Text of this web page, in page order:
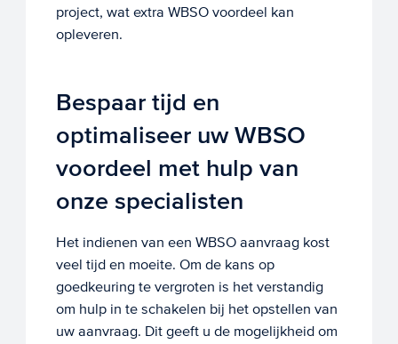
project, wat extra WBSO voordeel kan
opleveren.
Bespaar tijd en
optimaliseer uw WBSO
voordeel met hulp van
onze specialisten
Het indienen van een WBSO aanvraag kost
veel tijd en moeite. Om de kans op
goedkeuring te vergroten is het verstandig
om hulp in te schakelen bij het opstellen van
uw aanvraag. Dit geeft u de mogelijkheid om